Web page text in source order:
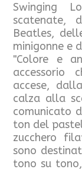
Swinging
scatenate,
Beatles,
minigonne e
"Colore e
accessorio
accese,
calza alla
comunicato
ton del
zucchero
sono
tono su